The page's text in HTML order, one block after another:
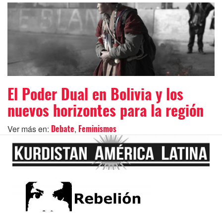
El Poder Dual en Bolivia y los
nuevos horizontes para la región
Ver más en: Debate, Feminismos